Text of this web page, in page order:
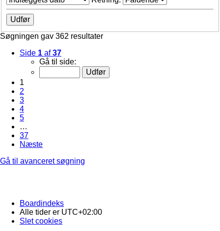
Søgningen gav 362 resultater
Side 1 af37
Gå til side:
1
2
3
4
5
…
37
Næste
Gå til avanceret søgning
Boardindeks
Alle tider er UTC+02:00
Slet cookies